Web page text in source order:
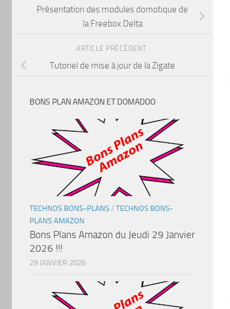
Présentation des modules domotique de
la Freebox Delta
ARTICLE PRÉCÉDENT
Tutoriel de mise à jour de la Zigate
BONS PLAN AMAZON ET DOMADOO
TECHNOS BONS-PLANS / TECHNOS BONS-
PLANS AMAZON
Bons Plans Amazon du Jeudi 29 Janvier
2026 !!!
29 JANVIER 2026